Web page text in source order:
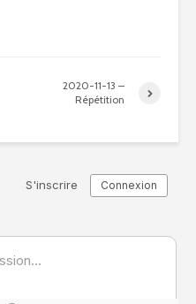
2020-11-13 –
Répétition